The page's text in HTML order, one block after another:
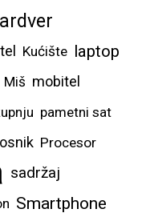
Kućište laptop
Miš mobitel
pametni sat
Procesor
sadržaj
Smartphone